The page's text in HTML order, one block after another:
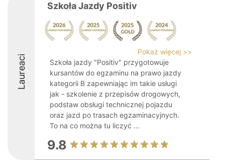
Laureaci
Szkoła Jazdy Positiv
Pokaż więcej >>
Szkoła jazdy "Positiv" przygotowuje
kursantów do egzaminu na prawo jazdy
kategorii B zapewniając im takie usługi
jak - szkolenie z przepisów drogowych,
podstaw obsługi technicznej pojazdu
oraz jazd po trasach egzaminacyjnych.
To na co można tu liczyć ...
9.8